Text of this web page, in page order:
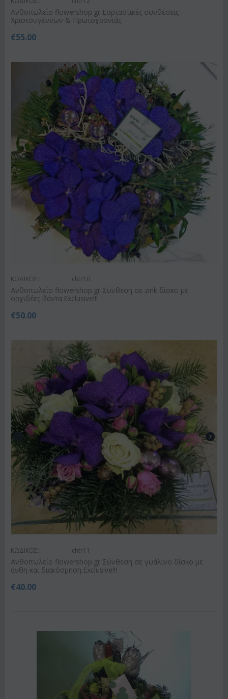
Ανθοπωλείο flowershop.gr Εορταστικές συνθέσεις
Χριστουγέννων & Πρωτοχρονιάς.
€55.00
ΚΩΔΙΚΟΣ: chtr10
Ανθοπωλείο flowershop.gr Σύνθεση σε zink δίσκο με
ορχιδέες βάντα.Exclusive!!!
€50.00
ΚΩΔΙΚΟΣ: chtr11
Ανθοπωλείο flowershop.gr Σύνθεση σε γυάλινο δίσκο με
άνθη και διακόσμηση.Exclusive!!!
€40.00